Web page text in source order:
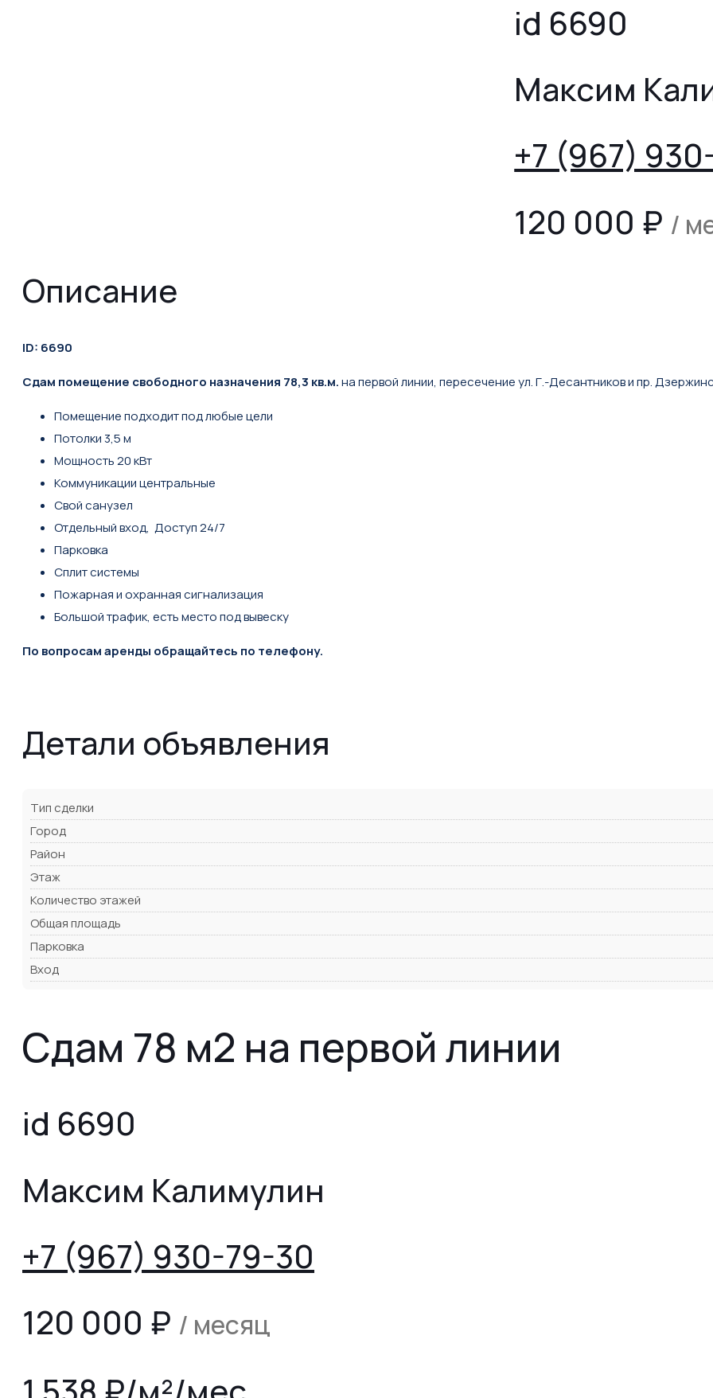
id 6690
Максим
+7 (967)
120 000 ₽ /
Описание
ID: 6690
Сдам помещение свободного назначения 78,3 кв.м.на первой линии, пересечение ул. Г.-Десантников и пр.
Помещение подходит под любые цели
Потолки 3,5 м
Мощность 20 кВт
Коммуникации центральные
Свой санузел
Отдельный вход, Доступ 24/7
Парковка
Сплит системы
Пожарная и охранная сигнализация
Большой трафик, есть место под вывеску
По вопросам аренды обращайтесь по телефону.
Детали объявления
Тип сделки
Город
Район
Этаж
Количество этажей
Общая площадь
Парковка
Вход
Сдам 78 м2 на первой линии
id 6690
Максим Калимулин
+7 (967) 930-79-30
120 000 ₽ / месяц